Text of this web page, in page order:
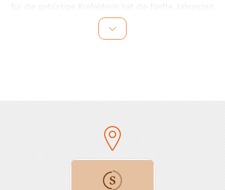
für die gebürtige Krefelderin hat die fünfte Jahreszeit
einen besonderen Stellenwert. Einst als
Funkenmariechen auf der Bühne, füllt die
Schlagerkönigin heute die großen deutsch­sprachigen
Rosenmontagsball im ganzen Club Sonnenhof weiter.
Bitte beachten Sie:
Abendkasse laut Aushang, das Konzert findet bei jeder
Witterung statt. Keine Erstattung der Reisekosten bei
Absage der Veranstaltung. Terminänderungen oder